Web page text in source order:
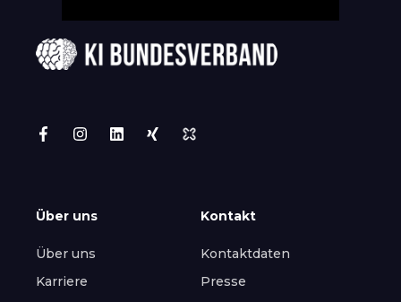
Über uns
Über uns
Karriere
Kontakt
Kontaktdaten
Presse